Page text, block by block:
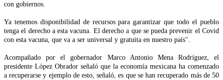
con gobiernos.
Ya tenemos disponibilidad de recursos para garantizar que todo el pueblo
tenga el derecho a esta vacuna. El derecho a que se pueda prevenir el Covid
con esta vacuna, que va a ser universal y gratuita en nuestro país".
Acompañado por el gobernador Marco Antonio Mena Rodríguez, el
presidente López Obrador señaló que la economía mexicana ha comenzado
a recuperarse y ejemplo de esto, señaló, es que se han recuperado más de 50